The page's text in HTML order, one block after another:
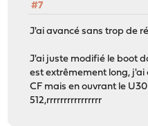
#7
J'ai avancé sans trop de
J'ai juste modifié le boot
est extrêmement long, j'ai
CF mais en ouvrant le
512,rrrrrrrrrrrrrrrr